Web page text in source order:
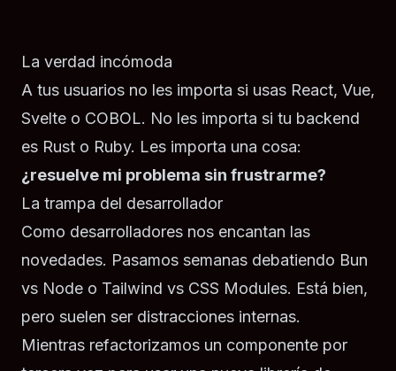
La verdad incómoda
A tus usuarios no les importa si usas React, Vue,
Svelte o COBOL. No les importa si tu backend
es Rust o Ruby. Les importa una cosa:
¿resuelve mi problema sin frustrarme?
La trampa del desarrollador
Como desarrolladores nos encantan las
novedades. Pasamos semanas debatiendo Bun
vs Node o Tailwind vs CSS Modules. Está bien,
pero suelen ser distracciones internas.
Mientras refactorizamos un componente por